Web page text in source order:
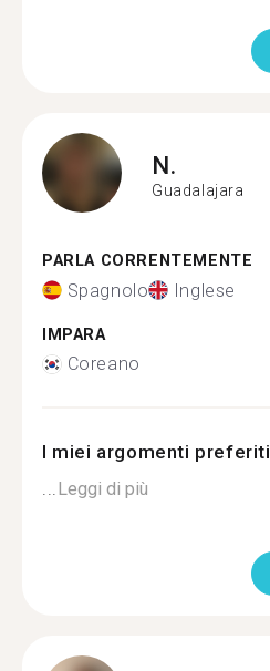
N.
Guadalajara
PARLA CORRENTEMENTE
Spagnolo Inglese
IMPARA
Coreano
I miei argomenti preferiti
...Leggi di più